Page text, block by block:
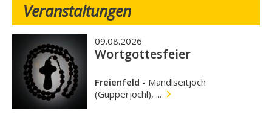
Veranstaltungen
09.08.2026
Wortgottesfeier
Freienfeld - Mandlseitjoch
(Gupperjöchl), ...